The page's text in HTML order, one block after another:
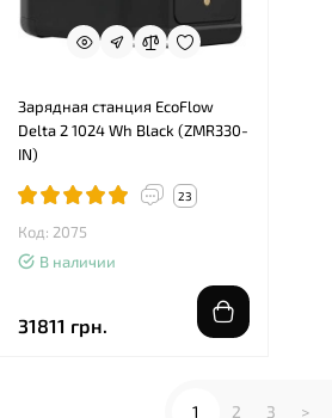
Зарядная станция EcoFlow
Delta 2 1024 Wh Black (ZMR330-
IN)
23
Код: 2075
В наличии
31811 грн.
1 2 3 >